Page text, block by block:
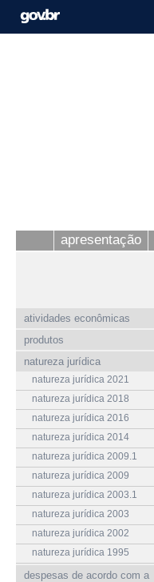
apresentação
atividades econômicas
produtos
natureza jurídica
natureza jurídica 2021
natureza jurídica 2018
natureza jurídica 2016
natureza jurídica 2014
natureza jurídica 2009.1
natureza jurídica 2009
natureza jurídica 2003.1
natureza jurídica 2003
natureza jurídica 2002
natureza jurídica 1995
despesas de acordo com a